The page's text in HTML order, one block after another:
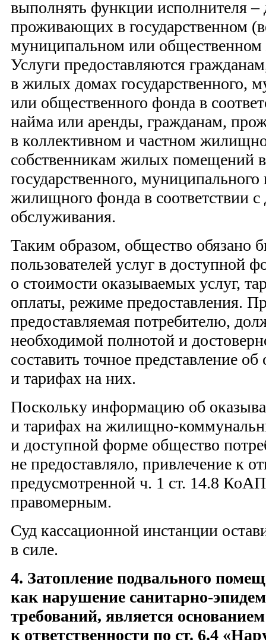
выполнять функции исполнителя –
проживающих в государственном
муниципальном или
Услуги предоставляются
в жилых домах государственного,
или общественного фонда в
найма или аренды, гражданам,
в коллективном и частном
собственникам жилых помещений
государственного,
жилищного фонда в соответствии с
обслуживания.
Таким образом, общество обязано
пользователей услуг в доступной
о стоимости оказываемых услуг,
оплаты, режиме предоставления.
предоставляемая потребителю,
необходимой полнотой и
составить точное представление
и тарифах на них.
Поскольку информацию об
и тарифах на жилищно-
и доступной форме общество
не предоставляло, привлечение к
предусмотренной ч. 1 ст. 14.8
правомерным.
Суд кассационной инстанции
в силе.
4. Затопление подвального
как нарушение санитарно-
требований, является
к ответственности по ст. 6.4